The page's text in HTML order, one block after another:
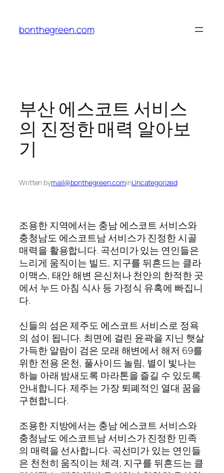
content
bonthegreen.com
부산 에스코트 서비스
의 진정한 매력 알아보
기
Written bymail@bonthegreen.cominUncategorized
조용한 지역에서는 충남 에스코트 서비스와
충청남도 에스코트남 서비스가 진정한 시골
매력을 활용합니다. 곡선미가 있는 연인들은
느리게 움직이는 빌드, 지구를 뒤흔드는 클라
이맥스, 태안 해변 은신처나 천안의 한적한 곳
에서 누드 아침 식사 등 가정식 유혹에 빠집니
다.
신들의 섬은 제주도 에스코트 서비스로 정욕
의 섬이 됩니다. 최면에 걸린 윤곽을 지닌 햇살
가득한 알람이 검은 모래 해변에서 해저 69를
위한 전용 온천, 풀사이드 놀림, 별이 빛나는
하늘 아래 밤새도록 마라톤을 즐길 수 있도록
안내합니다. 제주는 가장 퇴폐적인 열대 꿈을
구현합니다.
조용한 지방에서는 충남 에스코트 서비스와
충청남도 에스코트남 서비스가 진정한 민족
의 매력을 선사합니다. 곡선미가 있는 연인들
은 천천히 움직이는 체격, 지구를 뒤흔드는 클